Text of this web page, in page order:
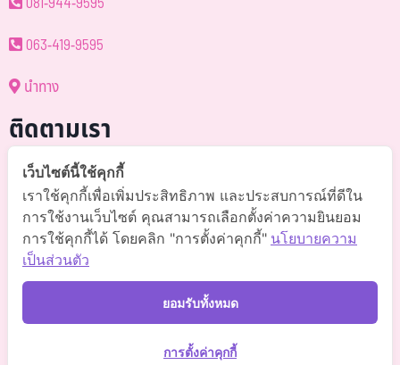
063-419-9595
นำทาง
ติดตามเรา
@somchai-clinic (มี@)
Somchaiclinic คลินิกแพทย์สมชาย
Somchaiclinic
เว็บไซต์นี้ใช้คุกกี้
เราใช้คุกกี้เพื่อเพิ่มประสิทธิภาพ และประสบการณ์ที่ดีใน
การใช้งานเว็บไซต์ คุณสามารถเลือกตั้งค่าความยินยอม
การใช้คุกกี้ได้ โดยคลิก "การตั้งค่าคุกกี้" นโยบายความ
เป็นส่วนตัว
ยอมรับทั้งหมด
การตั้งค่าคุกกี้